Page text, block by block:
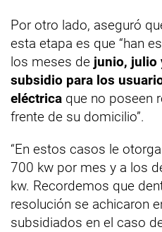
Por otro lado, aseguró
esta etapa es que “han
los meses de junio, julio
subsidio para los
eléctrica que no poseen
frente de su domicilio”.
“En estos casos le
700 kw por mes y a los
kw. Recordemos que
resolución se achicaron
subsidiados en el caso